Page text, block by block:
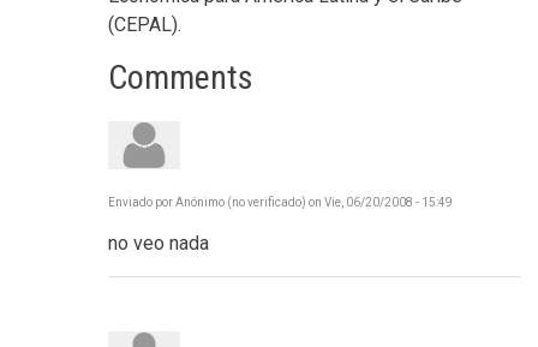
(CEPAL).
Comments
Enviado porAnónimo (no verificado) on Vie, 06/20/2008 - 15:49
no veo nada